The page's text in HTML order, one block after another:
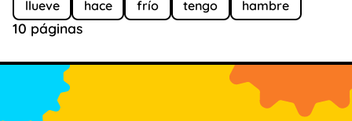
llueve hace frío tengo hambre
10 páginas